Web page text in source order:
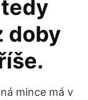
doby
mince má v